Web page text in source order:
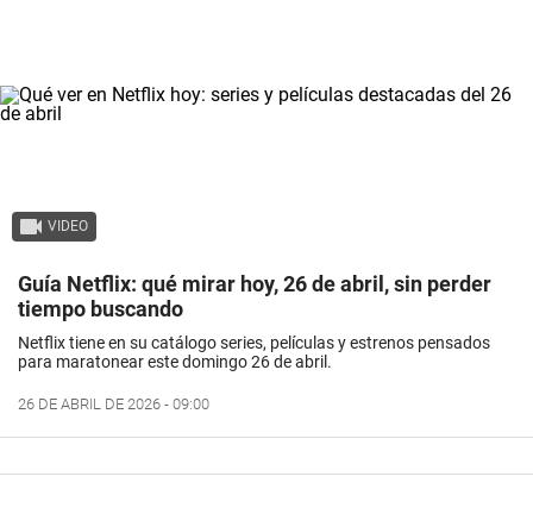
VIDEO
Guía Netflix: qué mirar hoy, 26 de abril, sin perder
tiempo buscando
Netflix tiene en su catálogo series, películas y estrenos pensados
para maratonear este domingo 26 de abril.
26 DE ABRIL DE 2026 - 09:00